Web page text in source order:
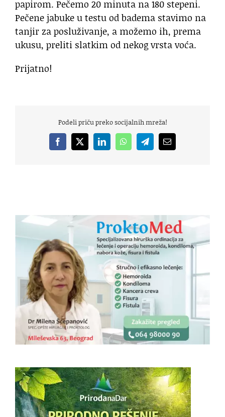
papirom. Pečemo 20 minuta na 180 stepeni.
Pečene jabuke u testu od badema stavimo na
tanjir za posluživanje, a možemo ih, prema
ukusu, preliti slatkim od nekog vrsta voća.
Prijatno!
Podeli priču preko socijalnih mreža!
Facebook
X LinkedInWhatsAppTelegramEmail